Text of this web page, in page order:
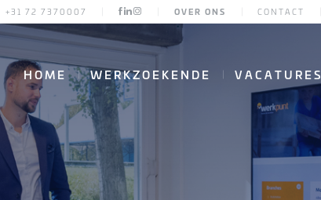
+31 72 7370007 OVER ONS CONTACT
HOME WERKZOEKENDE VACATURES